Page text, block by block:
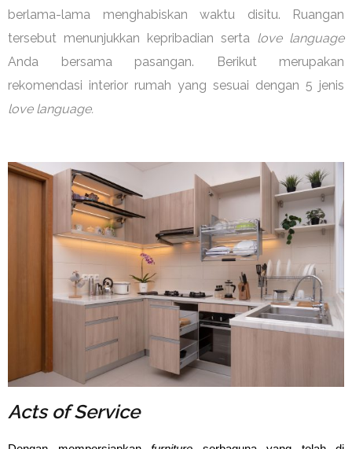
berlama-lama menghabiskan waktu disitu. Ruangan
tersebut menunjukkan kepribadian serta love language
Anda bersama pasangan. Berikut merupakan
rekomendasi interior rumah yang sesuai dengan 5 jenis
love language.
Acts of Service